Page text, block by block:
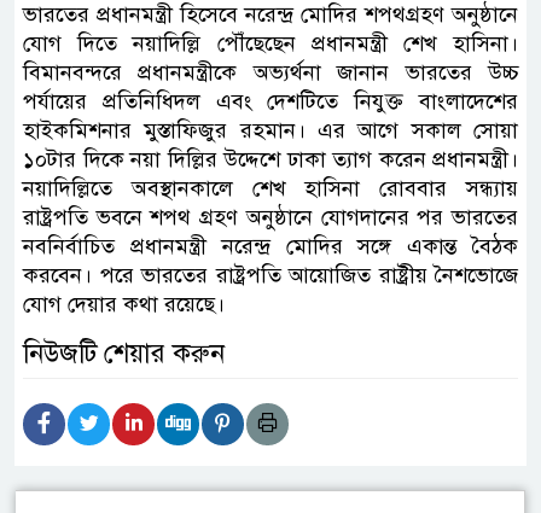
ভারতের প্রধানমন্ত্রী হিসেবে নরেন্দ্র মোদির শপথগ্রহণ অনুষ্ঠানে
যোগ দিতে নয়াদিল্লি পৌঁছেছেন প্রধানমন্ত্রী শেখ হাসিনা।
বিমানবন্দরে প্রধানমন্ত্রীকে অভ্যর্থনা জানান ভারতের উচ্চ
পর্যায়ের প্রতিনিধিদল এবং দেশটিতে নিযুক্ত বাংলাদেশের
হাইকমিশনার মুস্তাফিজুর রহমান। এর আগে সকাল সোয়া
১০টার দিকে নয়া দিল্লির উদ্দেশে ঢাকা ত্যাগ করেন প্রধানমন্ত্রী।
নয়াদিল্লিতে অবস্থানকালে শেখ হাসিনা রোববার সন্ধ্যায়
রাষ্ট্রপতি ভবনে শপথ গ্রহণ অনুষ্ঠানে যোগদানের পর ভারতের
নবনির্বাচিত প্রধানমন্ত্রী নরেন্দ্র মোদির সঙ্গে একান্ত বৈঠক
করবেন। পরে ভারতের রাষ্ট্রপতি আয়োজিত রাষ্ট্রীয় নৈশভোজে
যোগ দেয়ার কথা রয়েছে।
নিউজটি শেয়ার করুন